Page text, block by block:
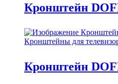
Кронштейн
Кронштейны для
Кронштейн